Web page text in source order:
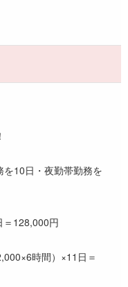
10日・夜勤帯勤務を
＝128,000円
時間）×11日＝